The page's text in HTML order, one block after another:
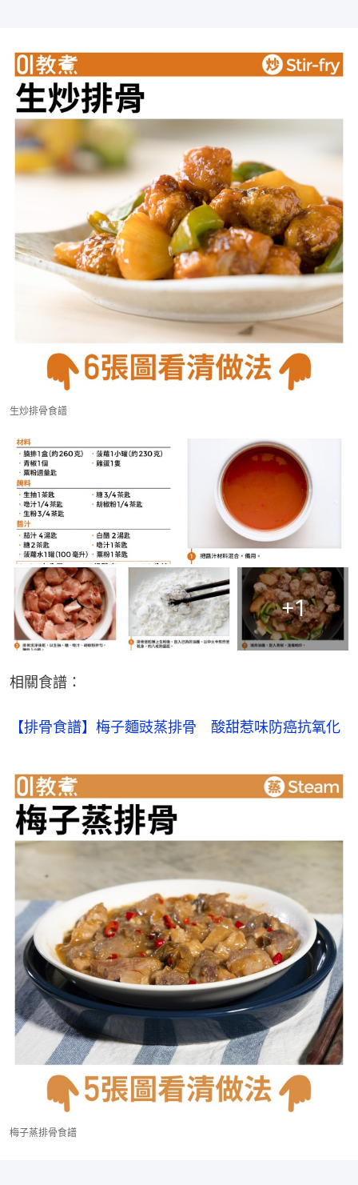
生炒排骨食譜
+1
相關食譜：
【排骨食譜】梅子麵豉蒸排骨　酸甜惹味防癌抗氧化
梅子蒸排骨食譜